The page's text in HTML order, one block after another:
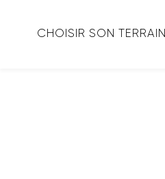
CHOISIR SON TERRAIN